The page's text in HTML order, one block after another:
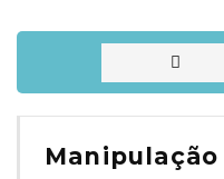
Manipulação